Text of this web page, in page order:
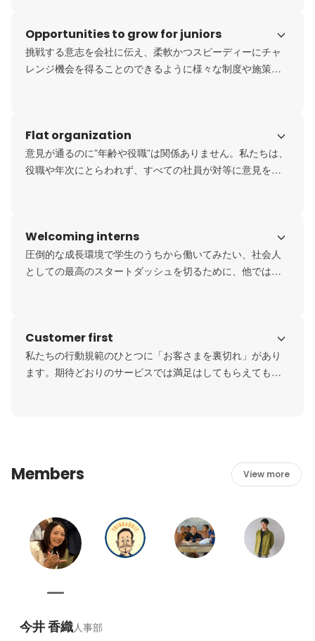
で、「やりたい」を多く持つ人にとっては挑戦しやすい環
境です。
Opportunities to grow for juniors
挑戦する意志を会社に伝え、柔軟かつスピーディーにチャ
レンジ機会を得ることのできるように様々な制度や施策を
ています。
Flat organization
意見が通るのに”年齢や役職”は関係ありません。私たちは、
役職や年次にとらわれず、すべての社員が対等に意見を交
ます。
Welcoming interns
圧倒的な成長環境で学生のうちから働いてみたい、社会人
としての最高のスタートダッシュを切るために、他ではで
年度インターン受入実績：30名
※約10ポジションの就業型インターンを随時募集中
Customer first
私たちの行動規範のひとつに「お客さまを裏切れ」があり
ます。期待どおりのサービスでは満足はしてもらえても、
Members View more
今井 香織人事部